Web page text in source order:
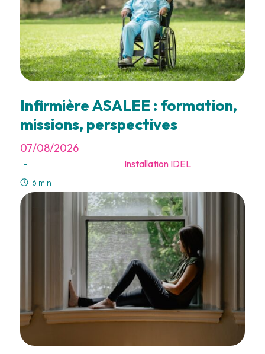
Infirmière ASALEE : formation,
missions, perspectives
07/08/2026
- Installation IDEL
6 min